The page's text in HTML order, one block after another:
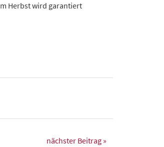
Herbst wird garantiert
nächster Beitrag »